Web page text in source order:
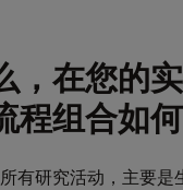
，在您的
程组合如
有研究活动，主要